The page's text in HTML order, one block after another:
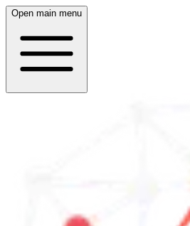
Open main menu